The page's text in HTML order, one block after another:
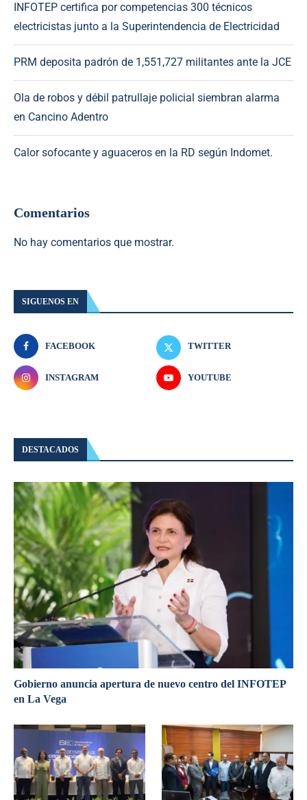
INFOTEP certifica por competencias 300 técnicos
electricistas junto a la Superintendencia de Electricidad
PRM deposita padrón de 1,551,727 militantes ante la JCE
Ola de robos y débil patrullaje policial siembran alarma
en Cancino Adentro
Calor sofocante y aguaceros en la RD según Indomet.
Comentarios
No hay comentarios que mostrar.
SIGUENOS EN
FACEBOOK TWITTER
INSTAGRAM YOUTUBE
DESTACADOS
Gobierno anuncia apertura de nuevo centro del INFOTEP
en La Vega